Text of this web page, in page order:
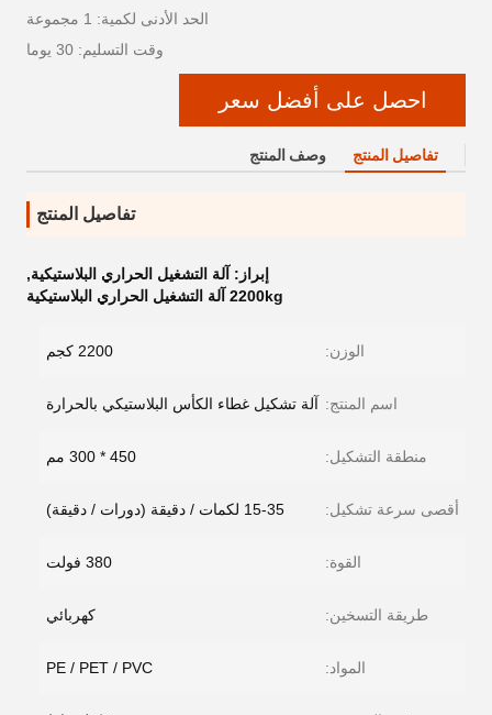
الحد الأدنى لكمية: 1 مجموعة
وقت التسليم: 30 يوما
احصل على أفضل سعر
تفاصيل المنتج وصف المنتج
تفاصيل المنتج
إبراز: آلة التشغيل الحراري البلاستيكية,
2200kg آلة التشغيل الحراري البلاستيكية
الوزن: 2200 كجم
اسم المنتج: آلة تشكيل غطاء الكأس البلاستيكي بالحرارة
منطقة التشكيل: 450 * 300 مم
أقصى سرعة تشكيل: 15-35 لكمات / دقيقة (دورات / دقيقة)
القوة: 380 فولت
طريقة التسخين: كهربائي
المواد: PE / PET / PVC